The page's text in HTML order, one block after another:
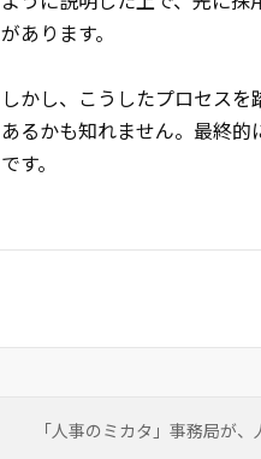
があります。
しかし、こうしたプロセス
あるかも知れません。最終
です。
「人事のミカタ」事務局が、